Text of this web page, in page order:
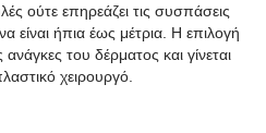
ούτε επηρεάζει τις συσπάσεις
ήπια έως μέτρια. Η επιλογή
του δέρματος και γίνεται
χειρουργό.